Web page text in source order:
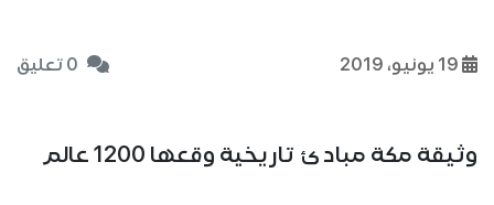
0 تعليق
وثيقة مكة مبادئ تاريخية وقعها 1200 عالم